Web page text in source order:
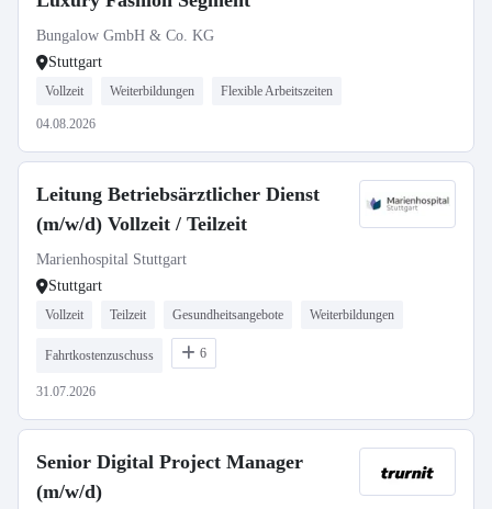
Bungalow GmbH & Co. KG
Stuttgart
Vollzeit Weiterbildungen Flexible Arbeitszeiten
04.08.2026
Leitung Betriebsärztlicher Dienst
(m/w/d) Vollzeit / Teilzeit
Marienhospital Stuttgart
Stuttgart
Vollzeit Teilzeit Gesundheitsangebote Weiterbildungen
Fahrtkostenzuschuss 6
31.07.2026
Senior Digital Project Manager
(m/w/d)